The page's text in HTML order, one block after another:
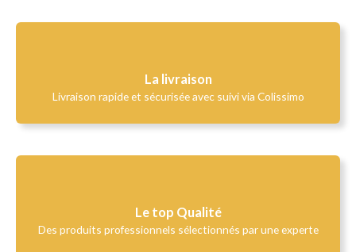
La livraison
Livraison rapide et sécurisée avec suivi via Colissimo
Le top Qualité​
Des produits professionnels sélectionnés par une experte